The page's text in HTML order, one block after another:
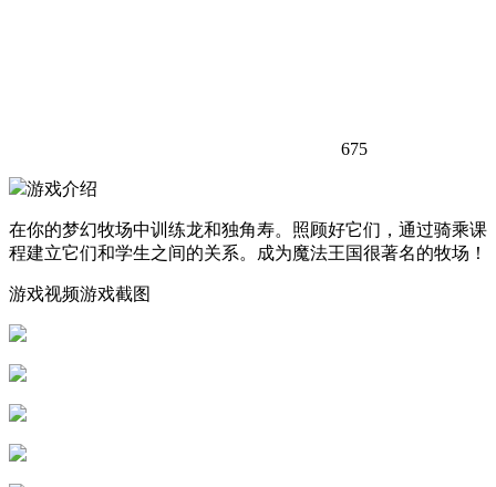
675
游戏介绍
在你的梦幻牧场中训练龙和独角寿。照顾好它们，通过骑乘课
程建立它们和学生之间的关系。成为魔法王国很著名的牧场！
游戏视频游戏截图